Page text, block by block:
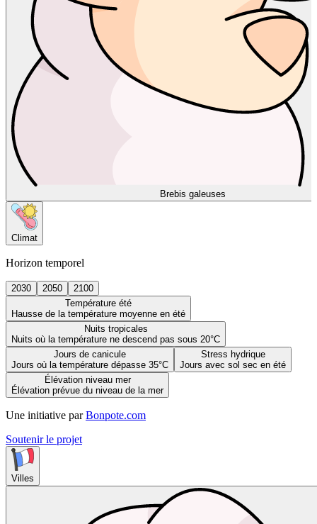
Brebis galeuses
Climat
Horizon temporel
2030 2050
2100
Température été
Hausse de la température moyenne en été
Nuits tropicales
Nuits où la température ne descend pas sous 20°C
Jours de canicule
Jours où la température dépasse 35°C
Stress hydrique
Jours avec sol sec en été
Élévation niveau mer
Élévation prévue du niveau de la mer
Une initiative par Bonpote.com
Soutenir le projet
Villes